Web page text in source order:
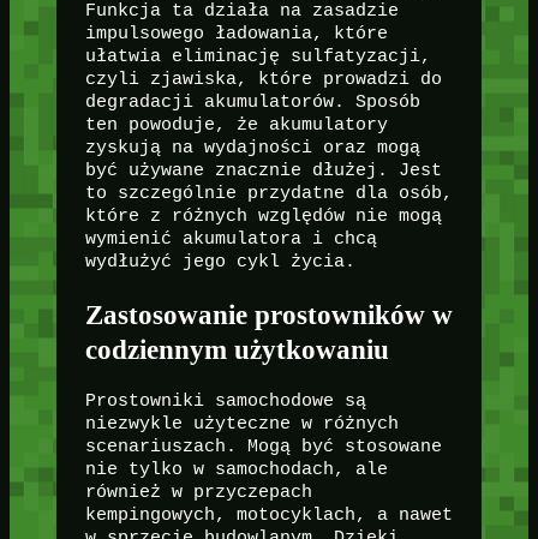
Funkcja ta działa na zasadzie
impulsowego ładowania, które
ułatwia eliminację sulfatyzacji,
czyli zjawiska, które prowadzi do
degradacji akumulatorów. Sposób
ten powoduje, że akumulatory
zyskują na wydajności oraz mogą
być używane znacznie dłużej. Jest
to szczególnie przydatne dla osób,
które z różnych względów nie mogą
wymienić akumulatora i chcą
wydłużyć jego cykl życia.
Zastosowanie prostowników w
codziennym użytkowaniu
Prostowniki samochodowe są
niezwykle użyteczne w różnych
scenariuszach. Mogą być stosowane
nie tylko w samochodach, ale
również w przyczepach
kempingowych, motocyklach, a nawet